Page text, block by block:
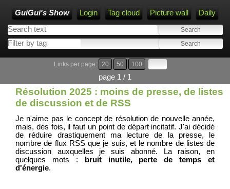
GuiGui's Show Login Tag cloud Picture wall Daily
Links per page: 20 50 100
page 1 / 1
Résolution 2025 : moins de presse, de listes
de discussion et de RSS
Je n'aime pas le concept de résolution de nouvelle année,
mais, des fois, il faut un point de départ incitatif. J'ai décidé
de réduire drastiquement ma lecture de la presse, le
nombre de flux RSS que je suis, et le nombre de listes de
discussion auxquelles je suis abonné. La raison, en
quelques mots :
bruit inutile, perte de temps et
d'énergie.